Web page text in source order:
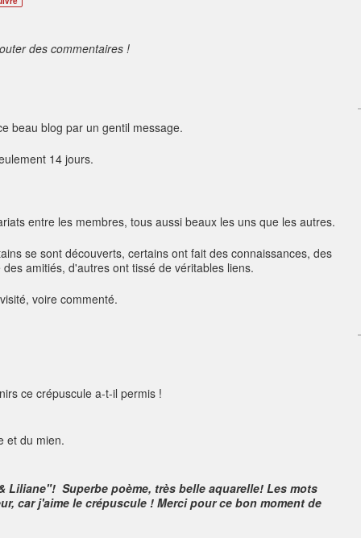
des commentaires !
beau blog par un gentil message.
14 jours.
entre les membres, tous aussi beaux les uns que les autres.
se sont découverts, certains ont fait des connaissances, des
amitiés, d'autres ont tissé de véritables liens.
voire commenté.
ce crépuscule a-t-il permis !
et du mien.
Liliane"! Superbe poème, très belle aquarelle! Les mots
car j'aime le crépuscule ! Merci pour ce bon moment de